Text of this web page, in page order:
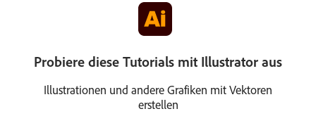
Probiere diese Tutorials mit Illustrator aus
Illustrationen und andere Grafiken mit Vektoren
erstellen